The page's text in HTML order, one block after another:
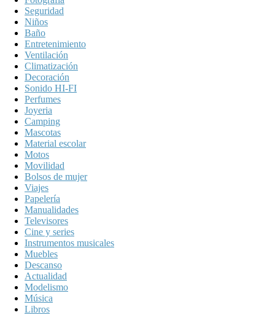
Seguridad
Niños
Baño
Entretenimiento
Ventilación
Climatización
Decoración
Sonido HI-FI
Perfumes
Joyeria
Camping
Mascotas
Material escolar
Motos
Movilidad
Bolsos de mujer
Viajes
Papelería
Manualidades
Televisores
Cine y series
Instrumentos musicales
Muebles
Descanso
Actualidad
Modelismo
Música
Libros